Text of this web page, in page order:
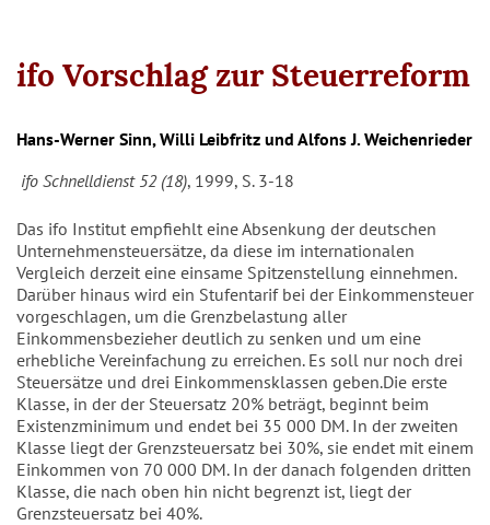
ifo Vorschlag zur Steuerreform
Hans-Werner Sinn, Willi Leibfritz und Alfons J. Weichenrieder
ifo Schnelldienst 52 (18), 1999, S. 3-18
Das ifo Institut empfiehlt eine Absenkung der deutschen
Unternehmensteuersätze, da diese im internationalen
Vergleich derzeit eine einsame Spitzenstellung einnehmen.
Darüber hinaus wird ein Stufentarif bei der Einkommensteuer
vorgeschlagen, um die Grenzbelastung aller
Einkommensbezieher deutlich zu senken und um eine
erhebliche Vereinfachung zu erreichen. Es soll nur noch drei
Steuersätze und drei Einkommensklassen geben.Die erste
Klasse, in der der Steuersatz 20% beträgt, beginnt beim
Existenzminimum und endet bei 35 000 DM. In der zweiten
Klasse liegt der Grenzsteuersatz bei 30%, sie endet mit einem
Einkommen von 70 000 DM. In der danach folgenden dritten
Klasse, die nach oben hin nicht begrenzt ist, liegt der
Grenzsteuersatz bei 40%.